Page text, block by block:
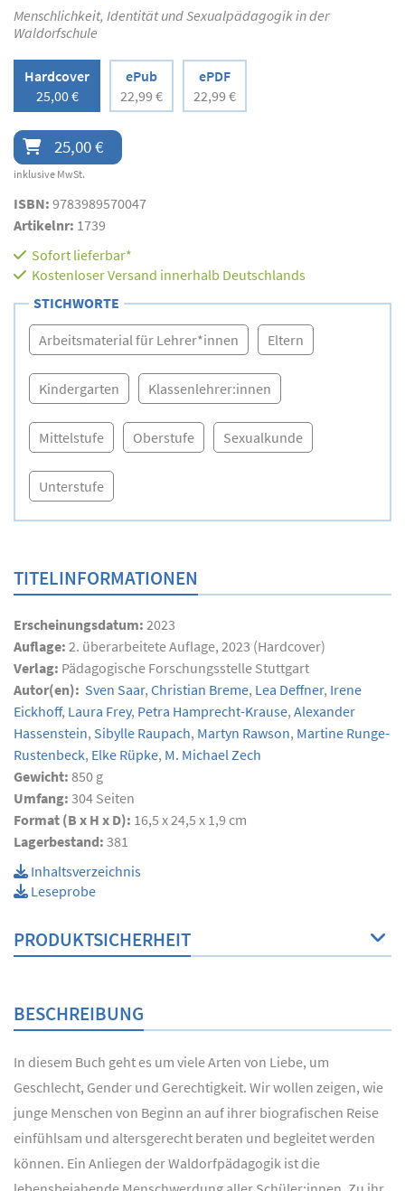
Menschlichkeit, Identität und Sexualpädagogik in der
Waldorfschule
Hardcover
25,00 €
ePub
22,99 €
ePDF
22,99 €
25,00 €
inklusive MwSt.
ISBN: 9783989570047
Artikelnr: 1739
Sofort lieferbar*
Kostenloser Versand innerhalb Deutschlands
STICHWORTE
Arbeitsmaterial für Lehrer*innen Eltern
Kindergarten Klassenlehrer:innen
Mittelstufe Oberstufe Sexualkunde
Unterstufe
TITELINFORMATIONEN
Erscheinungsdatum: 2023
Auflage: 2. überarbeitete Auflage, 2023 (Hardcover)
Verlag: Pädagogische Forschungsstelle Stuttgart
Autor(en): Sven Saar, Christian Breme, Lea Deffner, Irene
Eickhoff, Laura Frey, Petra Hamprecht-Krause, Alexander
Hassenstein, Sibylle Raupach, Martyn Rawson, Martine Runge-
Rustenbeck, Elke Rüpke, M. Michael Zech
Gewicht: 850 g
Umfang: 304 Seiten
Format (B x H x D): 16,5 x 24,5 x 1,9 cm
Lagerbestand: 381
Inhaltsverzeichnis
Leseprobe
PRODUKTSICHERHEIT
BESCHREIBUNG
In diesem Buch geht es um viele Arten von Liebe, um
Geschlecht, Gender und Gerechtigkeit. Wir wollen zeigen, wie
junge Menschen von Beginn an auf ihrer biografischen Reise
einfühlsam und altersgerecht beraten und begleitet werden
können. Ein Anliegen der Waldorfpädagogik ist die